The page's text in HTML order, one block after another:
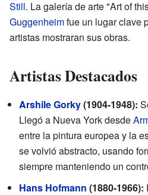
Still. La galería de arte "Art of
Guggenheimfue un lugar clave
artistas mostraran sus obras.
Artistas Destacados
Arshile Gorky(1904-1948):
Llegó a Nueva York desde
entre la pintura europea y la
se volvió abstracto, usando
siempre manteniendo un
Hans Hofmann (1880-1966):